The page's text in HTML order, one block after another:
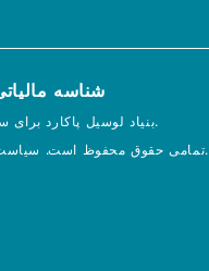
شناسه مالیاتی: 77-
© ۲۰۲۶ بنیاد لوسیل پاکارد برای سلامت کودکان.
تمامی حقوق محفوظ است.سیاست حفظ حریم خصوصی.